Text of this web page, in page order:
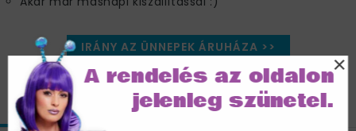
IRÁNY AZ ÜNNEPEK ÁRUHÁZA >>
JELLEMZŐK MÉRETTÁBLÁZAT
A rendelés az oldalon
jelenleg szünetel.
×